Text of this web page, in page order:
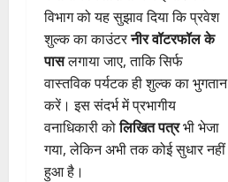
विभाग को यह सुझाव दिया कि प्रवेश
शुल्क का काउंटरनीर वॉटरफॉल के
पासलगाया जाए, ताकि सिर्फ
वास्तविक पर्यटक ही शुल्क का भुगतान
करें। इस संदर्भ में प्रभागीय
वनाधिकारी कोलिखित पत्रभी भेजा
गया, लेकिन अभी तक कोई सुधार नहीं
हुआ है।